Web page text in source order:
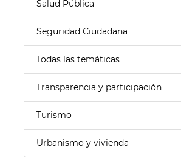
Salud Pública
Seguridad Ciudadana
Todas las temáticas
Transparencia y participación
Turismo
Urbanismo y vivienda